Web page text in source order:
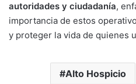
autoridades y ciudadanía,
importancia de estos
y proteger la vida de quienes
Alto Hospicio